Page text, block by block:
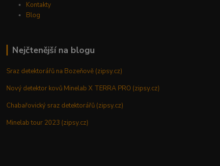
Kontakty
Blog
Nejčtenější na blogu
Sraz detektorářů na Bozeňově (zipsy.cz)
Nový detektor kovů Minelab X TERRA PRO (zipsy.cz)
Chabařovický sraz detektorářů (zipsy.cz)
Minelab tour 2023 (zipsy.cz)